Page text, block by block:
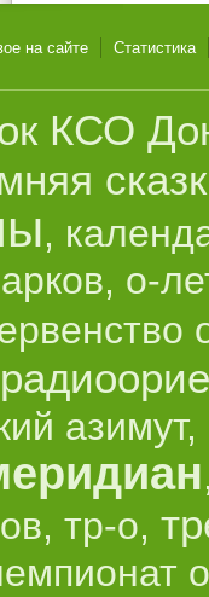
на сайте Статистика
КСО
,
, о-
азимут,
, тр-о,